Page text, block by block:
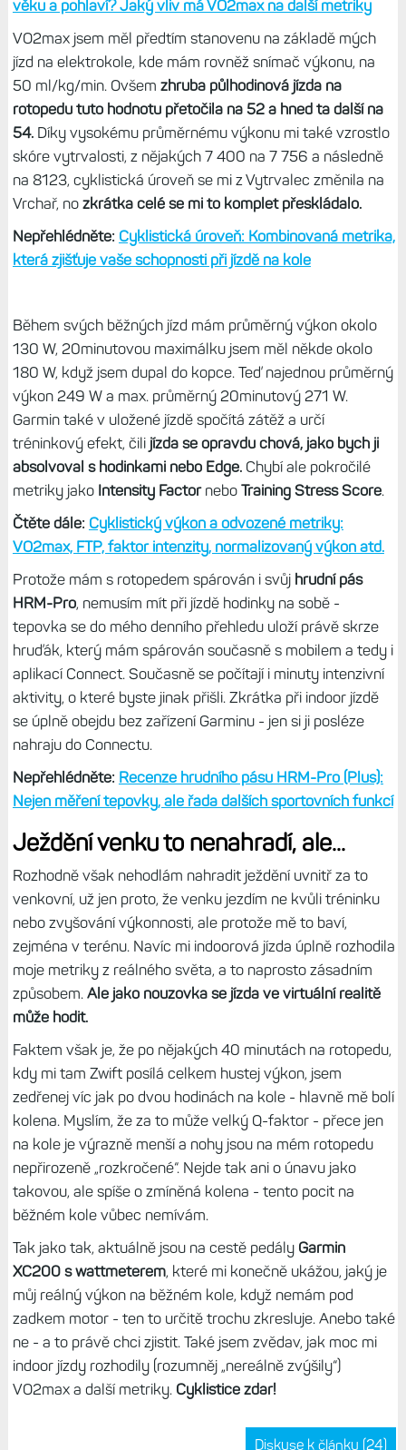
Velké překvapení mě pak potkalo ve chvíli, kdy jsem
uloženou jízdu nahrál do Connectu - klasicky importem
souboru FIT, Zwift se neumí připojit přímo, není tu propojení
jako třeba Stravy a Garminu.Connect vytvořil nový
rekord na 20minutový výkon a rovněž se mi upravilo
VO2max.FTP se mi ale, zdá se, neupravilo, a tedy ani
výkonnostní zóny (zatím) - tam si to chce asi Garmin
změřit sám.
Tip:Přehled VO2max: Jak si stojíte vzhledem ke svému
věku a pohlaví? Jaký vliv má VO2max na další metriky
VO2max jsem měl předtím stanovenu na základě mých
rotopedu tuto hodnotu přetočila na 52 a hned ta další na
54.Díky vysokému průměrnému výkonu mi také vzrostlo
skóre vytrvalosti, z nějakých 7 400 na 7 756 a následně
na 8123, cyklistická úroveň se mi z Vytrvalec změnila na
Vrchař, nozkrátka celé se mi to komplet přeskládalo.
Nepřehlédněte:Cyklistická úroveň: Kombinovaná metrika,
která zjišťuje vaše schopnosti při jízdě na kole
Během svých běžných jízd mám průměrný výkon okolo
130 W, 20minutovou maximálku jsem měl někde okolo
výkon 249 W a max. průměrný 20minutový 271 W.
Garmin také v uložené jízdě spočítá zátěž a určí
tréninkový efekt, čilijízda se opravdu chová, jako bych ji
absolvoval s hodinkami nebo Edge.Chybí ale pokročilé
metriky jakoIntensity FactorneboTraining Stress Score.
Čtěte dále:Cyklistický výkon a odvozené metriky:
VO2max, FTP, faktor intenzity, normalizovaný výkon atd.
HRM-Pro, nemusím mít při jízdě hodinky na sobě -
tepovka se do mého denního přehledu uloží právě skrze
hruďák, který mám spárován současně s mobilem a tedy i
aplikací Connect. Současně se počítají i minuty intenzivní
aktivity, o které byste jinak přišli. Zkrátka při indoor jízdě
se úplně obejdu bez zařízení Garminu - jen si ji posléze
nahraju do Connectu.
Nejen měření tepovky, ale řada dalších sportovních funkcí
Ježdění venku to nenahradí, ale...
Rozhodně však nehodlám nahradit ježdění uvnitř za to
venkovní, už jen proto, že venku jezdím ne kvůli tréninku
nebo zvyšování výkonnosti, ale protože mě to baví,
zejména v terénu. Navíc mi indoorová jízda úplně rozhodila
moje metriky z reálného světa, a to naprosto zásadním